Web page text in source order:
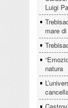
Luigi
mare
natura